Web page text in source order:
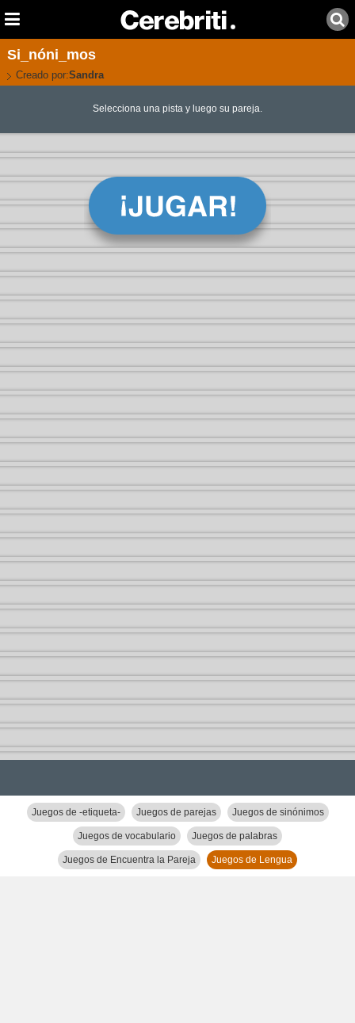
Si_nóni_mos
Creado por:Sandra
Selecciona una pista y luego su pareja.
Juegos de -etiqueta- Juegos de parejas Juegos de sinónimos
Juegos de vocabulario Juegos de palabras
Juegos de Encuentra la Pareja Juegos de Lengua